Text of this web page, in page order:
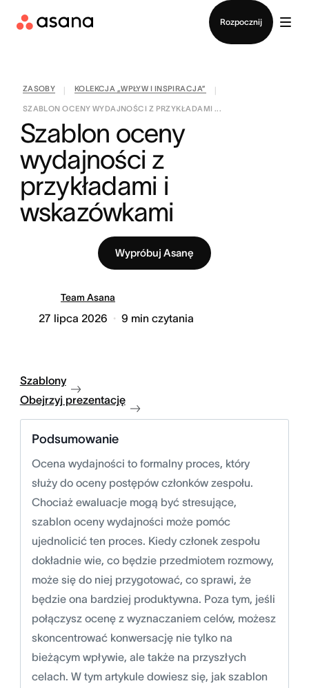
Rozpocznij
ZASOBY KOLEKCJA „WPŁYW I INSPIRACJA”
SZABLON OCENY WYDAJNOŚCI Z PRZYKŁADAMI ...
Szablon oceny
wydajności z
przykładami i
wskazówkami
Wypróbuj Asanę
Team Asana
27 lipca 2026 9 min czytania
Szablony
Obejrzyj prezentację
Podsumowanie
Ocena wydajności to formalny proces, który
służy do oceny postępów członków zespołu.
Chociaż ewaluacje mogą być stresujące,
szablon oceny wydajności może pomóc
ujednolicić ten proces. Kiedy członek zespołu
dokładnie wie, co będzie przedmiotem rozmowy,
może się do niej przygotować, co sprawi, że
będzie ona bardziej produktywna. Poza tym, jeśli
połączysz ocenę z wyznaczaniem celów, możesz
skoncentrować konwersację nie tylko na
bieżącym wpływie, ale także na przyszłych
celach. W tym artykule dowiesz się, jak szablon